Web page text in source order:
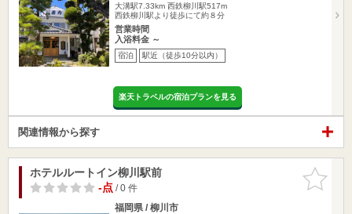
大溝駅7.33km 西鉄柳川駅517m
西鉄柳川駅より徒歩にて約８分
営業時間
入浴料金 ～
宿泊 駅近（徒歩10分以内）
楽天トラベルの宿泊プランを見る
関連情報から探す
お気に入
りに追加
ホテルルートイン柳川駅前
-点/ 0 件
福岡県 / 柳川市